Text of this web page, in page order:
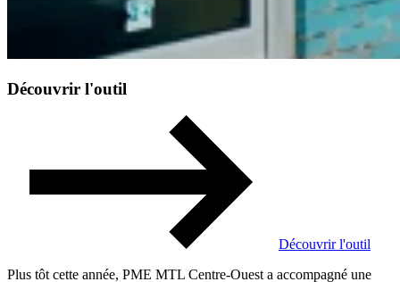
Découvrir l'outil
Découvrir l'outil
Plus tôt cette année, PME MTL Centre-Ouest a accompagné une